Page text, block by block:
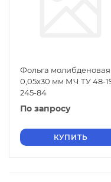
Фольга молибденовая
0,05х30 мм МЧ ТУ 48-
245-84
По запросу
КУПИТЬ